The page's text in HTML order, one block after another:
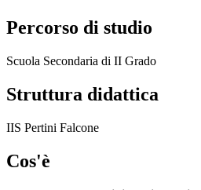
Percorso di studio
Scuola Secondaria di II Grado
Struttura didattica
IIS Pertini Falcone
Cos'è